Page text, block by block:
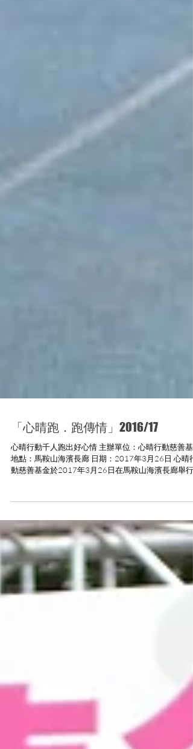
心晴行動千人跑出好心情 主辦單位：心晴行動慈善基
動慈善基金於2017年3月26日在馬鞍山海濱長廊舉行
「心晴跑．跑傳情」慈善跑，報名 及參與人數創新高，
近1,600名健兒。是次活動的「愛心大使」萬綺雯小姐
及蔡瀚億...